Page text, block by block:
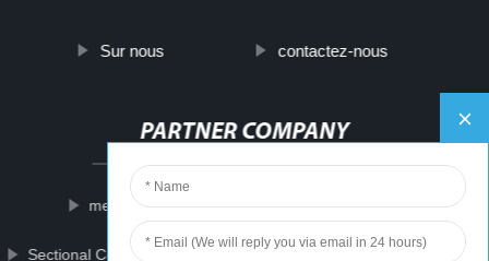
Sur nous contactez-nous
PARTNER COMPANY
medical x ray dry film extruding machine
Sectional Couch Covers Automatic Mosaic Stone Machine